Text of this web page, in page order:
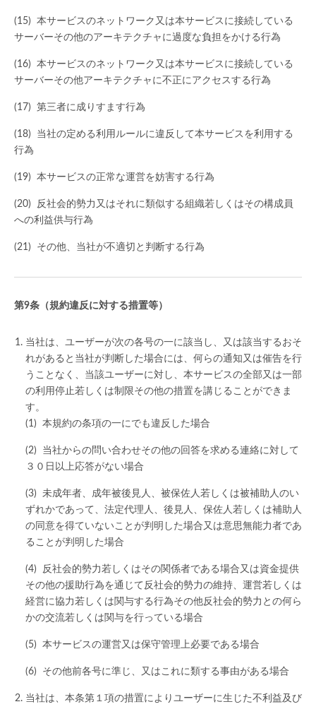
本サービスのネットワーク又は本サービスに接続している
サーバーその他のアーキテクチャに過度な負担をかける行為
本サービスのネットワーク又は本サービスに接続している
サーバーその他アーキテクチャに不正にアクセスする行為
第三者に成りすます行為
当社の定める利用ルールに違反して本サービスを利用する
行為
本サービスの正常な運営を妨害する行為
反社会的勢力又はそれに類似する組織若しくはその構成員
への利益供与行為
その他、当社が不適切と判断する行為
（規約違反に対する措置等）
当社は、ユーザーが次の各号の一に該当し、又は該当するおそ
れがあると当社が判断した場合には、何らの通知又は催告を行
うことなく、当該ユーザーに対し、本サービスの全部又は一部
の利用停止若しくは制限その他の措置を講じることができま
す。
本規約の条項の一にでも違反した場合
当社からの問い合わせその他の回答を求める連絡に対して
３０日以上応答がない場合
未成年者、成年被後見人、被保佐人若しくは被補助人のい
ずれかであって、法定代理人、後見人、保佐人若しくは補助人
の同意を得ていないことが判明した場合又は意思無能力者であ
ることが判明した場合
反社会的勢力若しくはその関係者である場合又は資金提供
その他の援助行為を通じて反社会的勢力の維持、運営若しくは
経営に協力若しくは関与する行為その他反社会的勢力との何ら
かの交流若しくは関与を行っている場合
本サービスの運営又は保守管理上必要である場合
その他前各号に準じ、又はこれに類する事由がある場合
当社は、本条第１項の措置によりユーザーに生じた不利益及び